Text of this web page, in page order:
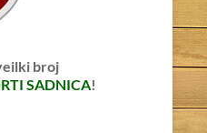
broj
SADNICA!